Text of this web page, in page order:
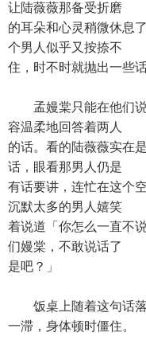
让陆薇薇那备受折磨
的耳朵和心灵稍微休息
个男人似乎又按捺不
住，时不时就抛出一些
孟嫚棠只能在他们说
容温柔地回答着两人
的话。看的陆薇薇实在
话，眼看那男人仍是
有话要讲，连忙在这个
沉默太多的男人嬉笑
着说道「你怎么一直不
们嫚棠，不敢说话了
是吧？」
饭桌上随着这句话落
一滞，身体顿时僵住。